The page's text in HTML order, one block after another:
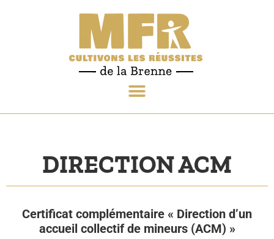
DIRECTION ACM
Certificat complémentaire « Direction d’un
accueil collectif de mineurs (ACM) »